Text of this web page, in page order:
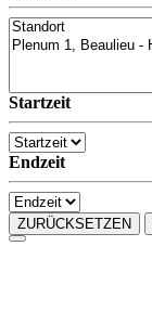
Startzeit
Endzeit
ZURÜCKSETZEN